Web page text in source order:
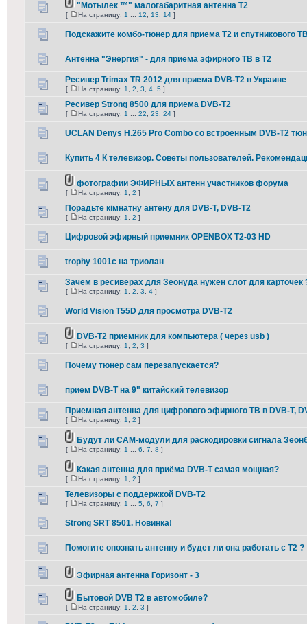
"Мотылек ™" малогабаритная антенна Т2
[ На страницу: 1 12 13 14 ]
Подскажите комбо-тюнер для приема Т2 и спутникового
Антенна "Энергия" - для приема эфирного ТВ в Т2
Ресивер Trimax TR 2012 для приема DVB-T2 в Украине
[ На страницу: 1 2 3 4 5 ]
Ресивер Strong 8500 для приема DVB-T2
[ На страницу: 1 22 23 24 ]
UCLAN Denys H.265 Pro Combo со встроенным DVB-T2
Купить 4 К телевизор. Советы пользователей.
фотографии ЭФИРНЫХ антенн участников форума
[ На страницу: 1 2 ]
Порадьте кімнатну антену для DVB-T, DVB-T2
[ На страницу: 1 2 ]
Цифровой эфирный приемник OPENBOX T2-03 HD
trophy 1001c на триолан
Зачем в ресиверах для Зеонуда нужен слот для карточек
[ На страницу: 1 2 3 4 ]
World Vision T55D для просмотра DVB-T2
DVB-T2 приемник для компьютера ( через usb )
[ На страницу: 1 2 3 ]
Почему тюнер сам перезапускается?
прием DVB-T на 9" китайский телевизор
Приемная антенна для цифрового эфирного ТВ в DVB-T,
[ На страницу: 1 2 ]
Будут ли CAM-модули для раскодировки сигнала
[ На страницу: 1 6 7 8 ]
Какая антенна для приёма DVB-T самая мощная?
[ На страницу: 1 2 ]
Телевизоры с поддержкой DVB-T2
[ На страницу: 1 5 6 7 ]
Strong SRT 8501. Новинка!
Помогите опознать антенну и будет ли она работать с Т2 ?
Эфирная антенна Горизонт - 3
Бытовой DVB T2 в автомобиле?
[ На страницу: 1 2 3 ]